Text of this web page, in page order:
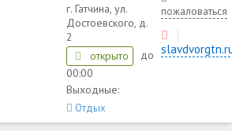
г. Гатчина, ул.
Достоевского, д.
2
открыто
до
00:00
Выходные:
Отдых
пожаловаться